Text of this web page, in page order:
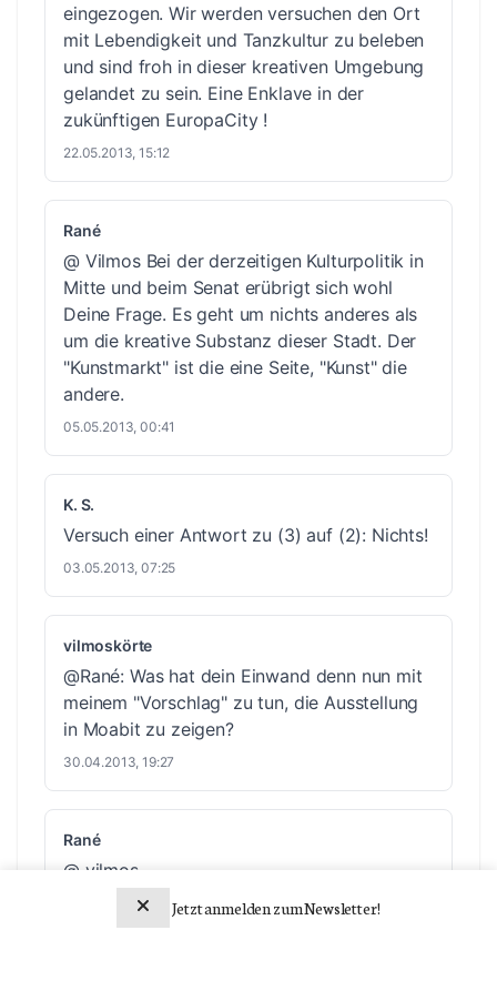
eingezogen. Wir werden versuchen den Ort
mit Lebendigkeit und Tanzkultur zu beleben
und sind froh in dieser kreativen Umgebung
gelandet zu sein. Eine Enklave in der
zukünftigen EuropaCity !
22.05.2013, 15:12
Rané
@ Vilmos Bei der derzeitigen Kulturpolitik in
Mitte und beim Senat erübrigt sich wohl
Deine Frage. Es geht um nichts anderes als
um die kreative Substanz dieser Stadt. Der
"Kunstmarkt" ist die eine Seite, "Kunst" die
andere.
05.05.2013, 00:41
K. S.
Versuch einer Antwort zu (3) auf (2): Nichts!
03.05.2013, 07:25
vilmoskörte
@Rané: Was hat dein Einwand denn nun mit
meinem "Vorschlag" zu tun, die Ausstellung
in Moabit zu zeigen?
30.04.2013, 19:27
Rané
@ vilmos
Kennst Du die Probleme der Galerie Nord ?
Oder der Theater und anderer kultureller und
Jetzt anmelden zum Newsletter!